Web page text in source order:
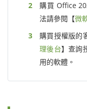
購買 Office
法請參閱【微
購買授權版的
理後台】查詢
用的軟體。